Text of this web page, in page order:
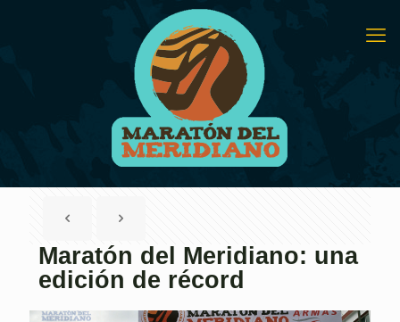
Maratón del Meridiano: una
edición de récord